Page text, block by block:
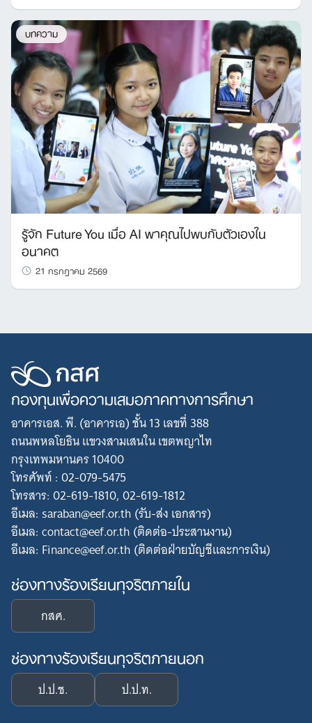
บทความ
รู้จัก Future You เมื่อ AI พาคุณไปพบกับตัวเองใน
อนาคต
21 กรกฎาคม 2569
กองทุนเพื่อความเสมอภาคทางการศึกษา
อาคารเอส. พี. (อาคารเอ) ชั้น 13 เลขที่ 388
ถนนพหลโยธิน แขวงสามเสนใน เขตพญาไท
กรุงเทพมหานคร 10400
โทรศัพท์ : 02-079-5475
โทรสาร: 02-619-1810, 02-619-1812
อีเมล: saraban@eef.or.th (รับ-ส่ง เอกสาร)
อีเมล: contact@eef.or.th (ติดต่อ-ประสานงาน)
อีเมล: Finance@eef.or.th (ติดต่อฝ่ายบัญชีและการเงิน)
ช่องทางร้องเรียนทุจริตภายใน
กสศ.
ช่องทางร้องเรียนทุจริตภายนอก
ป.ป.ช. ป.ป.ท.